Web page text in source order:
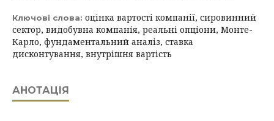
Ключові слова: оцінка вартості компанії, сировинний
сектор, видобувна компанія, реальні опціони, Монте-
Карло, фундаментальний аналіз, ставка
дисконтування, внутрішня вартість
АНОТАЦІЯ